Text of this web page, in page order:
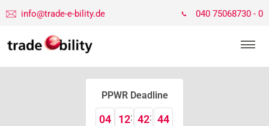
info@trade-e-bility.de 040 75068730 - 0
PPWR Deadline
04 12 42 43